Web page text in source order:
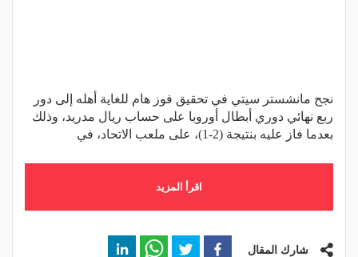
نجح مانشستر سيتي في تحقيق فوز هام للغاية أهله إلى دور
ربع نهائي دوري أبطال أوروبا على حساب ريال مدريد، وذلك
بعدما فاز عليه بنتيجة (2-1)، على ملعب الاتحاد، في
اقرأ المزيد
شارك المقال